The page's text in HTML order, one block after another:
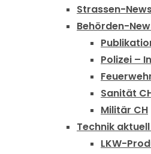
Strassen-
Behörden-
Polizei –
Sanität
Militär CH
Technik aktuell
LKW-